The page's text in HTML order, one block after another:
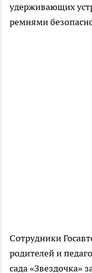
удерживающих
ремнями
Сотрудники
родителей и
сада «Звездочка»